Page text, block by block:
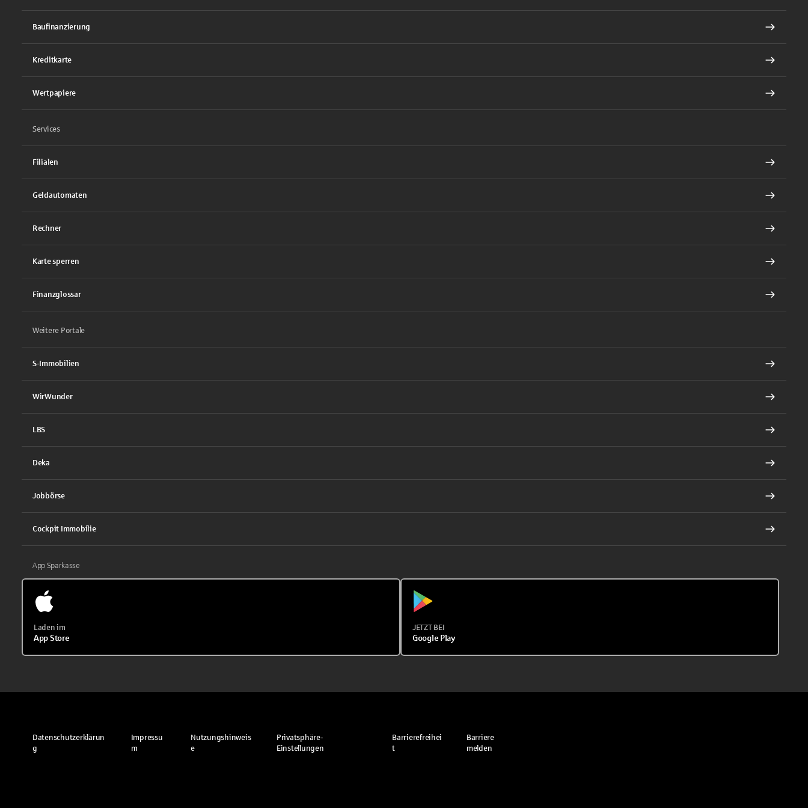
Baufinanzierung
Kreditkarte
Wertpapiere
Services
Filialen
Geldautomaten
Rechner
Karte sperren
Finanzglossar
Weitere Portale
S-Immobilien
WirWunder
LBS
Deka
Jobbörse
Cockpit Immobilie
App Sparkasse
Laden im
App Store
JETZT BEI
Google Play
Datenschutzerklärun
g
Impressu
m
Nutzungshinweis
e
Privatsphäre-
Einstellungen
Barrierefreihei
t
Barriere
melden